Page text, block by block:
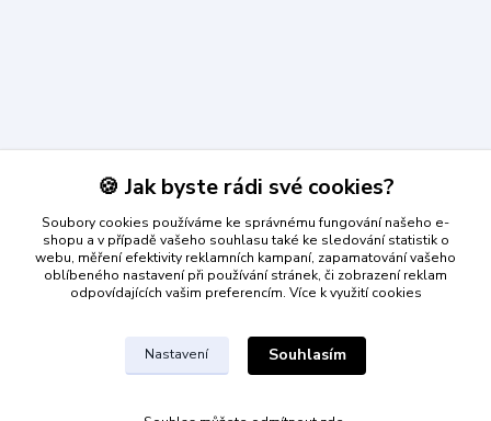
Kontakty
Roman Machala
+420 734 804 861
(Po-Pá, 8-18 hod.)
🍪 Jak byste rádi své cookies?
Soubory cookies používáme ke správnému fungování našeho e-
shopu a v případě vašeho souhlasu také ke sledování statistik o
webu, měření efektivity reklamních kampaní, zapamatování vašeho
oblíbeného nastavení při používání stránek, či zobrazení reklam
odpovídajících vašim preferencím. Více k využití cookies
Nastavení Souhlasím